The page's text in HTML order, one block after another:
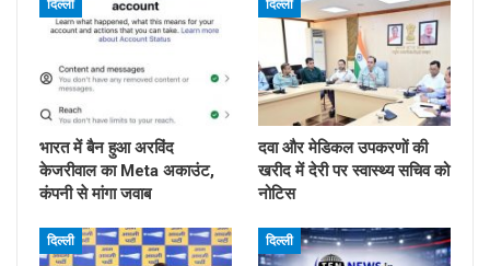
दिल्ली
भारत में बैन हुआ अरविंद
केजरीवाल का Meta अकाउंट,
कंपनी से मांगा जवाब
दिल्ली
दवा और मेडिकल उपकरणों की
खरीद में देरी पर स्वास्थ्य सचिव को
नोटिस
दिल्ली दिल्ली